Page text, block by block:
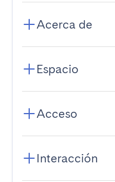
Acerca de
Espacio
Acceso
Interacción